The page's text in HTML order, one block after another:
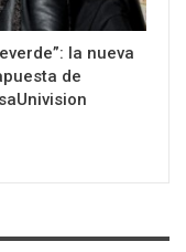
la nueva
de